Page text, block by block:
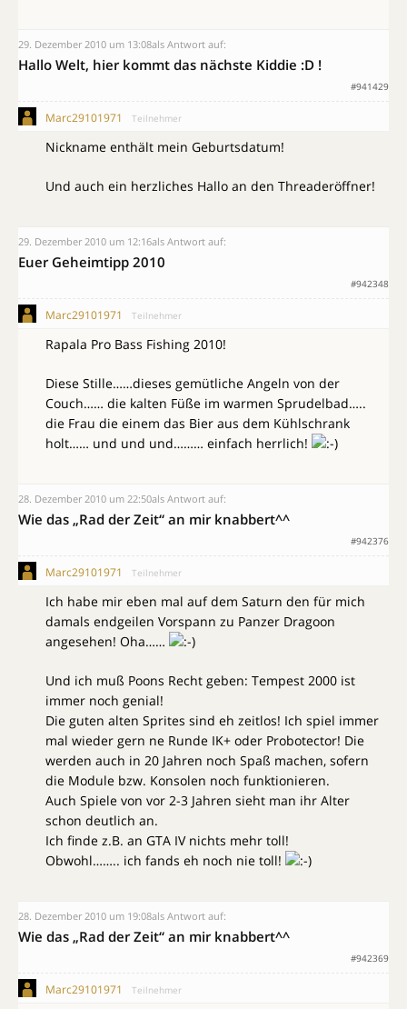
29. Dezember 2010 um 13:08als Antwort auf:
Hallo Welt, hier kommt das nächste Kiddie :D !
#941429
Marc29101971 Teilnehmer
Nickname enthält mein Geburtsdatum!
Und auch ein herzliches Hallo an den Threaderöffner!
29. Dezember 2010 um 12:16als Antwort auf:
Euer Geheimtipp 2010
#942348
Marc29101971 Teilnehmer
Rapala Pro Bass Fishing 2010!
Diese Stille……dieses gemütliche Angeln von der
Couch…… die kalten Füße im warmen Sprudelbad…..
die Frau die einem das Bier aus dem Kühlschrank
holt…… und und und……… einfach herrlich!
28. Dezember 2010 um 22:50als Antwort auf:
Wie das „Rad der Zeit“ an mir knabbert^^
#942376
Marc29101971 Teilnehmer
Ich habe mir eben mal auf dem Saturn den für mich
damals endgeilen Vorspann zu Panzer Dragoon
angesehen! Oha……
Und ich muß Poons Recht geben: Tempest 2000 ist
immer noch genial!
Die guten alten Sprites sind eh zeitlos! Ich spiel immer
mal wieder gern ne Runde IK+ oder Probotector! Die
werden auch in 20 Jahren noch Spaß machen, sofern
die Module bzw. Konsolen noch funktionieren.
Auch Spiele von vor 2-3 Jahren sieht man ihr Alter
schon deutlich an.
Ich finde z.B. an GTA IV nichts mehr toll!
Obwohl…….. ich fands eh noch nie toll!
28. Dezember 2010 um 19:08als Antwort auf:
Wie das „Rad der Zeit“ an mir knabbert^^
#942369
Marc29101971 Teilnehmer